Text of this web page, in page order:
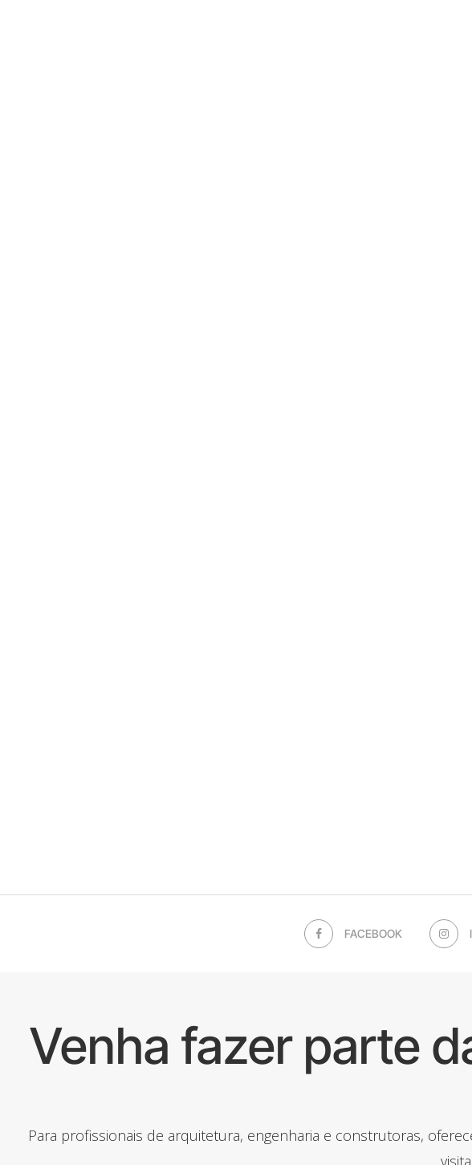
FACEBOOK
Venha fazer parte
Para profissionais de arquitetura, engenharia e construtoras,